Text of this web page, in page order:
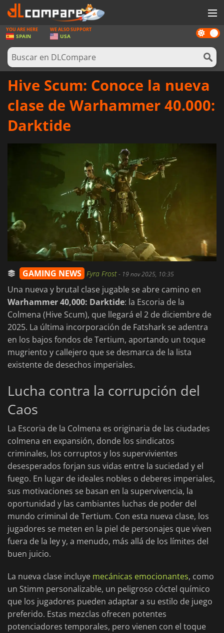
JUEGOS
TARJETAS PREPAGO
SOFTWARE
INICIAR SESIÓN O REGISTRARSE
Dark
mode
YOU ARE HERE
SPAIN
WE ALSO SUPPORT
USA
Hive Scum: Conoce la nueva
clase de Warhammer 40.000:
Darktide
GAMING NEWS Fyra Frost- 19 nov 2025, 10:35
Una nueva y brutal clase jugable se abre camino en
Warhammer 40,000: Darktide: la Escoria de la
Colmena (Hive Scum), que llegará el 2 de diciembre de
2025. La última incorporación de Fatshark se adentra
en los bajos fondos de Tertium, aportando un toque
mugriento y callejero que se desmarca de la lista
existente de desechos imperiales.
Lucha contra la corrupción del
Caos
La Escoria de la Colmena es originaria de las ciudades
colmena en expansión, donde los sindicatos
criminales, los corruptos y los supervivientes
desesperados forjan sus vidas entre la suciedad y el
fuego. En lugar de ideales nobles o deberes imperiales,
sus motivaciones se basan en la supervivencia, la
oportunidad y las cambiantes luchas de poder del
mundo criminal de Tertium. Con esta nueva clase, los
jugadores se meten en la piel de personajes que viven
fuera de la ley y, a menudo, más allá de los límites del
buen juicio.
La nueva clase incluye mecánicas emocionantes, como
un Stimm personalizable, un peligroso cóctel químico
que los jugadores pueden adaptar a su estilo de juego
preferido. Estas mezclas ofrecen potentes
potenciadores temporales, pero vienen con el toque